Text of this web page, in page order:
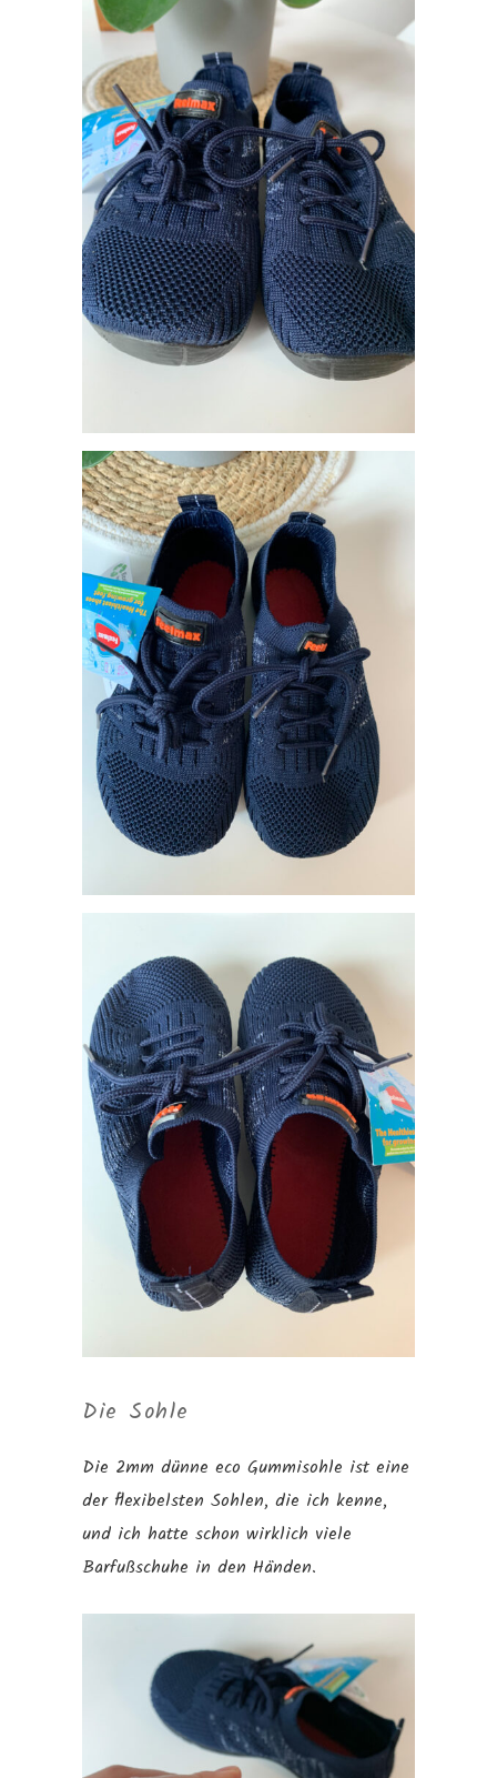
Die Sohle
Die 2mm dünne eco Gummisohle ist eine
der flexibelsten Sohlen, die ich kenne,
und ich hatte schon wirklich viele
Barfußschuhe in den Händen.